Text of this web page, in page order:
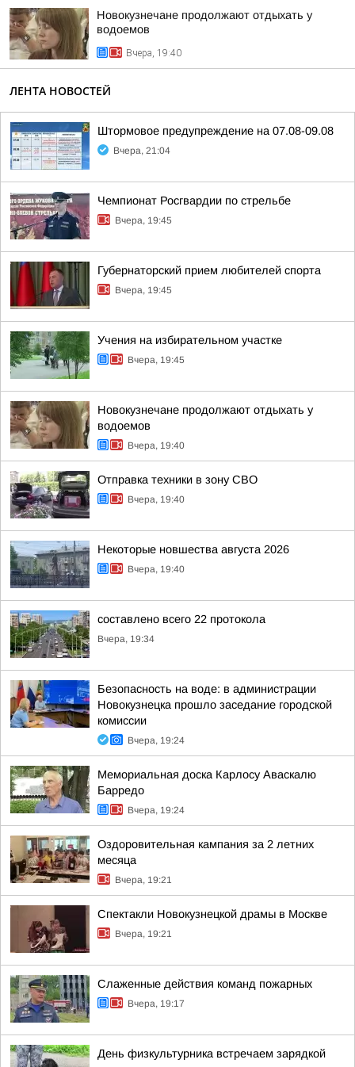
Новокузнечане продолжают отдыхать у
водоемов
Вчера, 19:40
ЛЕНТА НОВОСТЕЙ
Штормовое предупреждение на 07.08-09.08
Вчера, 21:04
Чемпионат Росгвардии по стрельбе
Вчера, 19:45
Губернаторский прием любителей спорта
Вчера, 19:45
Учения на избирательном участке
Вчера, 19:45
Новокузнечане продолжают отдыхать у
водоемов
Вчера, 19:40
Отправка техники в зону СВО
Вчера, 19:40
Некоторые новшества августа 2026
Вчера, 19:40
составлено всего 22 протокола
Вчера, 19:34
Безопасность на воде: в администрации
Новокузнецка прошло заседание городской
комиссии
Вчера, 19:24
Мемориальная доска Карлосу Аваскалю
Барредо
Вчера, 19:24
Оздоровительная кампания за 2 летних
месяца
Вчера, 19:21
Спектакли Новокузнецкой драмы в Москве
Вчера, 19:21
Слаженные действия команд пожарных
Вчера, 19:17
День физкультурника встречаем зарядкой